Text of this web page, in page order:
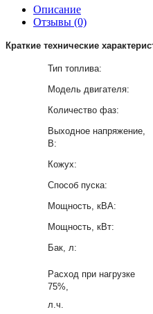
Описание
Отзывы (0)
Краткие технические
Тип топлива:
Модель двигателя:
Количество фаз:
Выходное напряжение,
В:
Кожух:
Способ пуска:
Мощность, кВА:
Мощность, кВт:
Бак, л:
Расход при нагрузке
75%,
л.ч.